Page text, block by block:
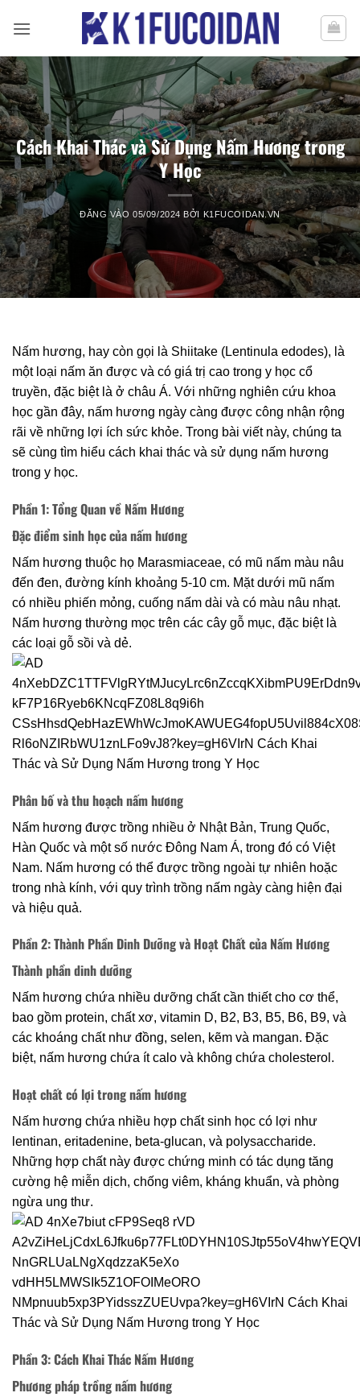
qua
dung
Cách Khai Thác và Sử Dụng Nấm Hương trong
Y Học
ĐĂNG VÀO05/09/2024 BỞI K1FUCOIDAN.VN
Nấm hương, hay còn gọi là Shiitake (Lentinula edodes), là
một loại nấm ăn được và có giá trị cao trong y học cổ
truyền, đặc biệt là ở châu Á. Với những nghiên cứu khoa
học gần đây, nấm hương ngày càng được công nhận rộng
rãi về những lợi ích sức khỏe. Trong bài viết này, chúng ta
sẽ cùng tìm hiểu cách khai thác và sử dụng nấm hương
trong y học.
Phần 1: Tổng Quan về Nấm Hương
Đặc điểm sinh học của nấm hương
Nấm hương thuộc họ Marasmiaceae, có mũ nấm màu nâu
đến đen, đường kính khoảng 5-10 cm. Mặt dưới mũ nấm
có nhiều phiến mỏng, cuống nấm dài và có màu nâu nhạt.
Nấm hương thường mọc trên các cây gỗ mục, đặc biệt là
các loại gỗ sồi và dẻ.
Phân bố và thu hoạch nấm hương
Nấm hương được trồng nhiều ở Nhật Bản, Trung Quốc,
Hàn Quốc và một số nước Đông Nam Á, trong đó có Việt
Nam. Nấm hương có thể được trồng ngoài tự nhiên hoặc
trong nhà kính, với quy trình trồng nấm ngày càng hiện đại
và hiệu quả.
Phần 2: Thành Phần Dinh Dưỡng và Hoạt Chất của Nấm Hương
Thành phần dinh dưỡng
Nấm hương chứa nhiều dưỡng chất cần thiết cho cơ thể,
bao gồm protein, chất xơ, vitamin D, B2, B3, B5, B6, B9, và
các khoáng chất như đồng, selen, kẽm và mangan. Đặc
biệt, nấm hương chứa ít calo và không chứa cholesterol.
Hoạt chất có lợi trong nấm hương
Nấm hương chứa nhiều hợp chất sinh học có lợi như
lentinan, eritadenine, beta-glucan, và polysaccharide.
Những hợp chất này được chứng minh có tác dụng tăng
cường hệ miễn dịch, chống viêm, kháng khuẩn, và phòng
ngừa ung thư.
Phần 3: Cách Khai Thác Nấm Hương
Phương pháp trồng nấm hương